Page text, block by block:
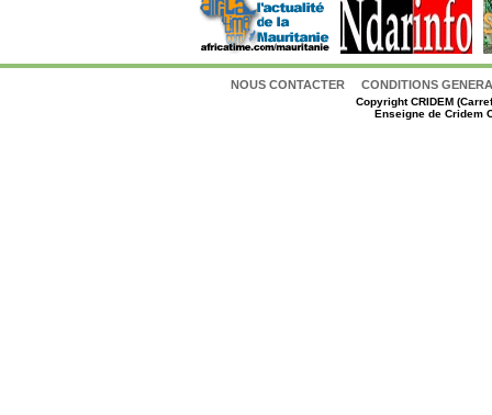
NOUS CONTACTER CONDITIONS
CopyrightCRIDEM
Enseigne de Cridem